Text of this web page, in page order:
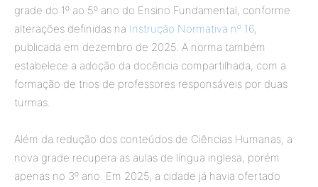
grade do 1º ao 5º ano do Ensino Fundamental, conforme
alterações definidas na Instrução Normativa nº 16,
publicada em dezembro de 2025. A norma também
estabelece a adoção da docência compartilhada, com a
formação de trios de professores responsáveis por duas
turmas.
Além da redução dos conteúdos de Ciências Humanas, a
nova grade recupera as aulas de língua inglesa, porém
apenas no 3º ano. Em 2025, a cidade já havia ofertado